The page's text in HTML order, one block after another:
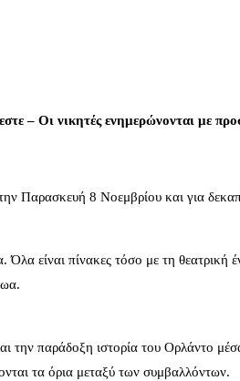
– Οι νικητές ενημερώνονται με
Παρασκευή 8 Νοεμβρίου και για
είναι πίνακες τόσο με τη θεατρική
την παράδοξη ιστορία του Ορλάντο
τα όρια μεταξύ των συμβαλλόντων.